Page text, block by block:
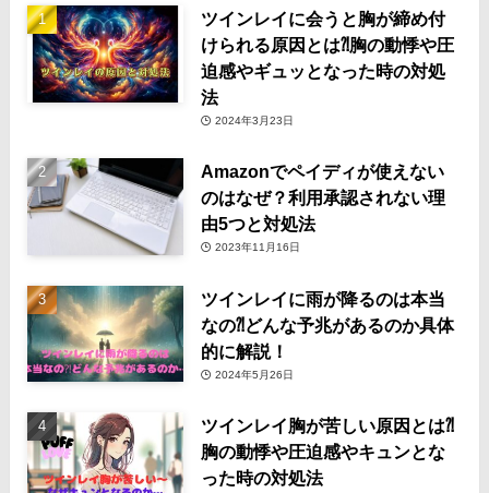
ツインレイに会うと胸が締め付
けられる原因とは⁈胸の動悸や圧
迫感やギュッとなった時の対処
法
2024年3月23日
Amazonでペイディが使えない
のはなぜ？利用承認されない理
由5つと対処法
2023年11月16日
ツインレイに雨が降るのは本当
なの⁈どんな予兆があるのか具体
的に解説！
2024年5月26日
ツインレイ胸が苦しい原因とは⁈
胸の動悸や圧迫感やキュンとな
った時の対処法